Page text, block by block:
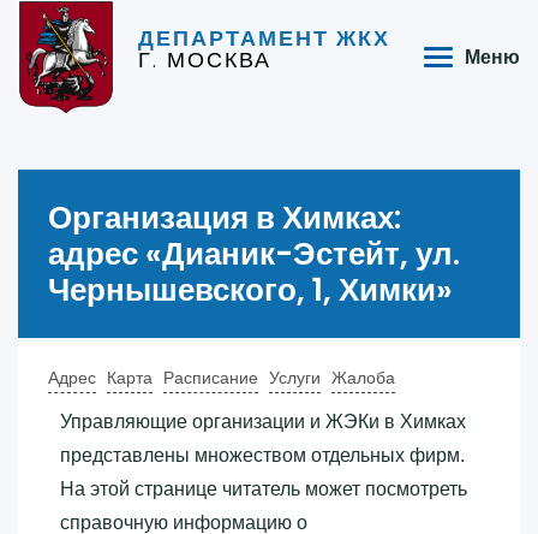
ДЕПАРТАМЕНТ ЖКХ
Г. МОСКВА Меню
Организация в Химках:
адрес «‎Дианик-Эстейт, ул.
Чернышевского, 1, Химки»‎
Адрес Карта Расписание Услуги Жалоба
Управляющие организации и ЖЭКи в Химках
представлены множеством отдельных фирм.
На этой странице читатель может посмотреть
справочную информацию о